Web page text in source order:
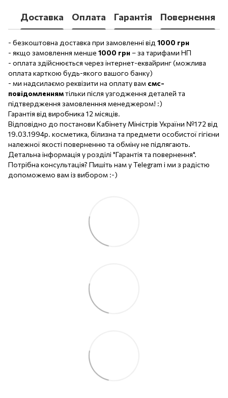
Доставка Оплата Гарантія Повернення
- безкоштовна доставка при замовленні від 1000 грн
- якщо замовлення менше 1000 грн– за тарифами НП
- оплата здійснюється через інтернет-еквайринг (можлива
оплата карткою будь-якого вашого банку)
- ми надсилаємо реквізити на оплату вам смс-
повідомленнямтільки після узгодження деталей та
підтвердження замовленння менеджером! :)
Гарантія від виробника 12 місяців.
Відповідно до постанови Кабінету Міністрів України №172 від
19.03.1994р. косметика, білизна та предмети особистої гігієни
належної якості поверненню та обміну не підлягають.
Детальна інформація у розділі "Гарантія та повернення".
Потрібна консультація? Пишіть нам у Telegram і ми з радістю
допоможемо вам із вибором :-)